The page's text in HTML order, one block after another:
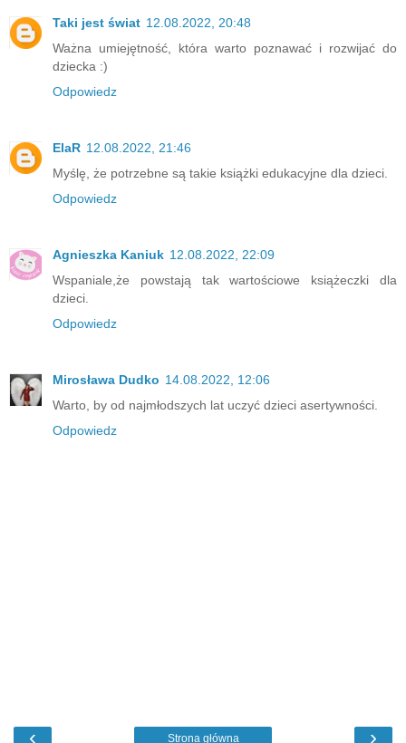
Taki jest świat 12.08.2022, 20:48
Ważna umiejętność, która warto poznawać i rozwijać do
dziecka :)
Odpowiedz
ElaR 12.08.2022, 21:46
Myślę, że potrzebne są takie książki edukacyjne dla dzieci.
Odpowiedz
Agnieszka Kaniuk 12.08.2022, 22:09
Wspaniale,że powstają tak wartościowe książeczki dla
dzieci.
Odpowiedz
Mirosława Dudko 14.08.2022, 12:06
Warto, by od najmłodszych lat uczyć dzieci asertywności.
Odpowiedz
‹ ›
Strona główna